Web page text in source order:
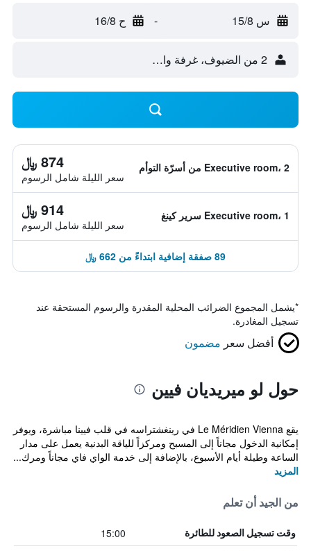
س 15/8 - ح 16/8
2 من الضيوف، غرفة واحدة
Executive room، 2 من أسرّة التوأم 874 ﷼
سعر الليلة شامل الرسوم
Executive room، 1 سرير كينغ 914 ﷼
سعر الليلة شامل الرسوم
89 صفقة إضافية ابتداءً من 662 ﷼
*يشمل المجموع الضرائب المحلية المقدرة والرسوم المستحقة عند
تسجيل المغادرة.
أفضل سعر مضمون
حول لو ميريديان فيين
يقع Le Méridien Vienna في رينغشتراسه في قلب فيينا مباشرة، ويوفر
إمكانية الدخول مجاناً إلى المسبح ومركزاً للياقة البدنية يعمل على مدار
الساعة وطيلة أيام الأسبوع، بالإضافة إلى خدمة الواي فاي مجاناً ومرك...
المزيد
من الجيد أن تعلم
وقت تسجيل الصعود للطائرة 15:00